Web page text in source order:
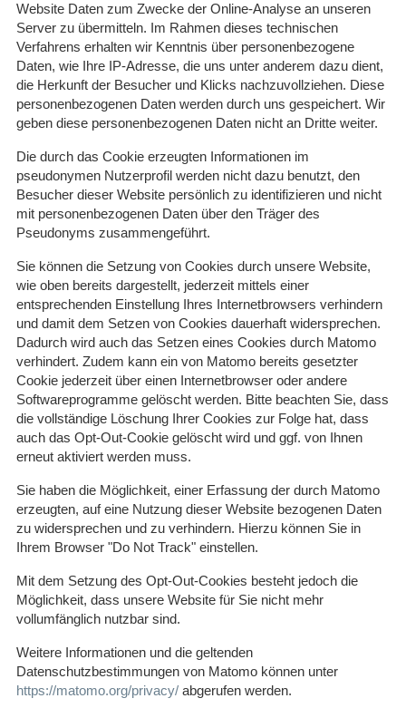
Website Daten zum Zwecke der Online-Analyse an unseren
Server zu übermitteln. Im Rahmen dieses technischen
Verfahrens erhalten wir Kenntnis über personenbezogene
Daten, wie Ihre IP-Adresse, die uns unter anderem dazu dient,
die Herkunft der Besucher und Klicks nachzuvollziehen. Diese
personenbezogenen Daten werden durch uns gespeichert. Wir
geben diese personenbezogenen Daten nicht an Dritte weiter.
Die durch das Cookie erzeugten Informationen im
pseudonymen Nutzerprofil werden nicht dazu benutzt, den
Besucher dieser Website persönlich zu identifizieren und nicht
mit personenbezogenen Daten über den Träger des
Pseudonyms zusammengeführt.
Sie können die Setzung von Cookies durch unsere Website,
wie oben bereits dargestellt, jederzeit mittels einer
entsprechenden Einstellung Ihres Internetbrowsers verhindern
und damit dem Setzen von Cookies dauerhaft widersprechen.
Dadurch wird auch das Setzen eines Cookies durch Matomo
verhindert. Zudem kann ein von Matomo bereits gesetzter
Cookie jederzeit über einen Internetbrowser oder andere
Softwareprogramme gelöscht werden. Bitte beachten Sie, dass
die vollständige Löschung Ihrer Cookies zur Folge hat, dass
auch das Opt-Out-Cookie gelöscht wird und ggf. von Ihnen
erneut aktiviert werden muss.
Sie haben die Möglichkeit, einer Erfassung der durch Matomo
erzeugten, auf eine Nutzung dieser Website bezogenen Daten
zu widersprechen und zu verhindern. Hierzu können Sie in
Ihrem Browser "Do Not Track" einstellen.
Mit dem Setzung des Opt-Out-Cookies besteht jedoch die
Möglichkeit, dass unsere Website für Sie nicht mehr
vollumfänglich nutzbar sind.
Weitere Informationen und die geltenden
Datenschutzbestimmungen von Matomo können unter
https://matomo.org/privacy/ abgerufen werden.